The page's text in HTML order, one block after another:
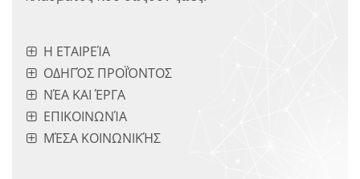
Η ΕΤΑΙΡΕΊΑ
ΟΔΗΓΌΣ ΠΡΟΪΌΝΤΟΣ
ΝΈΑ ΚΑΙ ΈΡΓΑ
ΕΠΙΚΟΙΝΩΝΊΑ
ΜΈΣΑ ΚΟΙΝΩΝΙΚΉΣ